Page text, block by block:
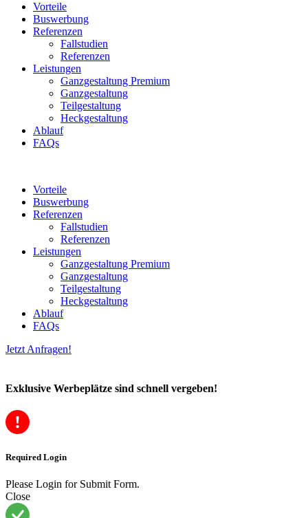
Vorteile
Buswerbung
Referenzen
Fallstudien
Referenzen
Leistungen
Ganzgestaltung Premium
Ganzgestaltung
Teilgestaltung
Heckgestaltung
Ablauf
FAQs
Vorteile
Buswerbung
Referenzen
Fallstudien
Referenzen
Leistungen
Ganzgestaltung Premium
Ganzgestaltung
Teilgestaltung
Heckgestaltung
Ablauf
FAQs
Jetzt Anfragen!
Exklusive Werbeplätze sind schnell vergeben!
Required Login
Please Login for Submit Form.
Close